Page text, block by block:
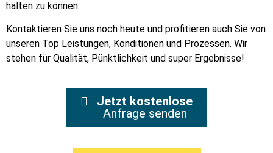
halten zu können.
Kontaktieren Sie uns noch heute und profitieren auch Sie von
unseren Top Leistungen, Konditionen und Prozessen. Wir
stehen für Qualität, Pünktlichkeit und super Ergebnisse!
Jetzt kostenlose
Anfrage senden